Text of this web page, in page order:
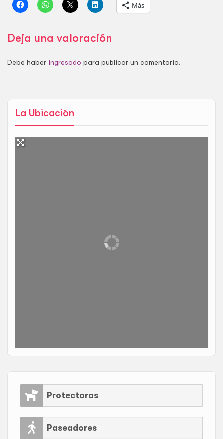
La Ubicación
Protectoras
Paseadores
Más
Deja una valoración
Debe haber ingresado para publicar un comentario.